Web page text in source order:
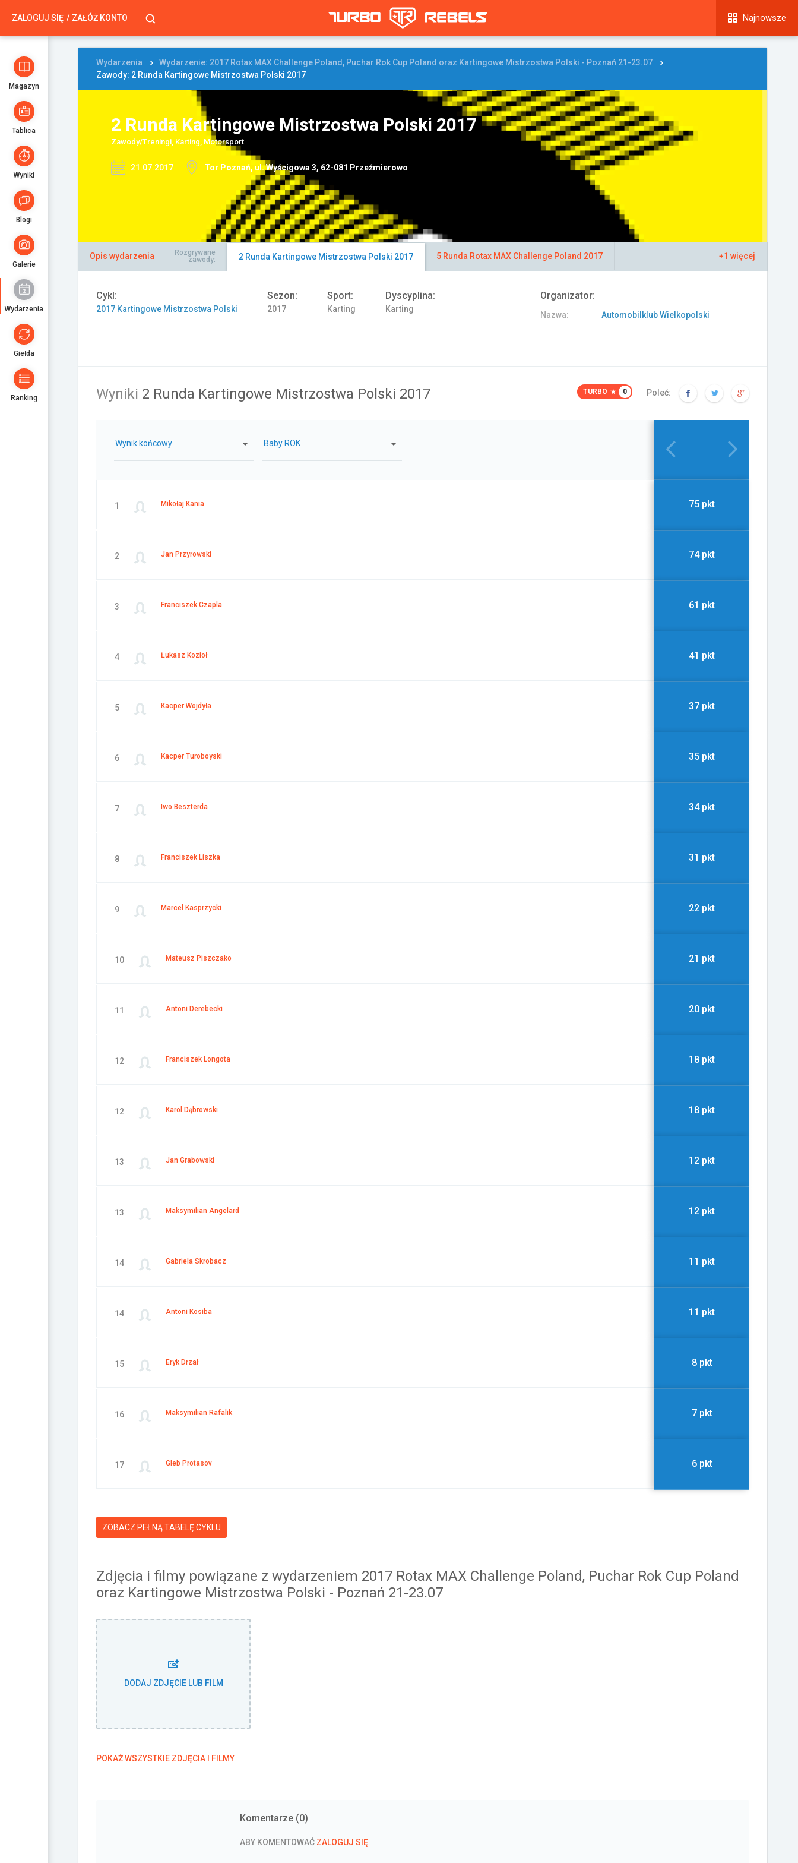
ZALOGUJ SIĘ ZAŁÓŻ KONTO Najnowsze
Magazyn
Tablica
Wyniki
Blogi
Galerie
Wydarzenia
Giełda
Ranking
Wydarzenia
Wydarzenie: 2017 Rotax MAX Challenge Poland, Puchar Rok Cup Poland oraz Kartingowe Mistrzostwa Polski - Poznań 21-23.07
Zawody: 2 Runda Kartingowe Mistrzostwa Polski 2017
2 Runda Kartingowe Mistrzostwa Polski 2017
Zawody/Treningi, Karting, Motorsport
21.07.2017 Tor Poznań, ul. Wyścigowa 3, 62-081 Przeźmierowo
Opis wydarzenia
Rozgrywane
zawody:
+1 więcej
2 Runda Kartingowe Mistrzostwa Polski 2017 5 Runda Rotax MAX Challenge Poland 2017
Cykl:
2017 Kartingowe Mistrzostwa Polski
Sezon:
2017
Sport:
Karting
Dyscyplina:
Karting
Organizator:
Nazwa: Automobilklub Wielkopolski
Wyniki 2 Runda Kartingowe Mistrzostwa Polski 2017 TURBO 0 Poleć:
Wynik końcowy Baby ROK
1 Mikołaj Kania 75 pkt
2 Jan Przyrowski 74 pkt
3 Franciszek Czapla 61 pkt
4 Łukasz Kozioł 41 pkt
5 Kacper Wojdyła 37 pkt
6 Kacper Turoboyski 35 pkt
7 Iwo Beszterda 34 pkt
8 Franciszek Liszka 31 pkt
9 Marcel Kasprzycki 22 pkt
10 Mateusz Piszczako 21 pkt
11 Antoni Derebecki 20 pkt
12 Franciszek Longota 18 pkt
12 Karol Dąbrowski 18 pkt
13 Jan Grabowski 12 pkt
13 Maksymilian Angelard 12 pkt
14 Gabriela Skrobacz 11 pkt
14 Antoni Kosiba 11 pkt
15 Eryk Drzał 8 pkt
16 Maksymilian Rafalik 7 pkt
17 Gleb Protasov 6 pkt
ZOBACZ PEŁNĄ TABELĘ CYKLU
Zdjęcia i filmy powiązane z wydarzeniem 2017 Rotax MAX Challenge Poland, Puchar Rok Cup Poland
oraz Kartingowe Mistrzostwa Polski - Poznań 21-23.07
DODAJ ZDJĘCIE LUB FILM
POKAŻ WSZYSTKIE ZDJĘCIA I FILMY
Komentarze (0)
ABY KOMENTOWAĆ ZALOGUJ SIĘ